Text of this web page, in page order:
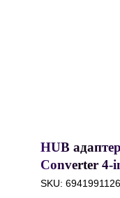
HUB
Converter 4-
USB2.0*3 +
SKU: